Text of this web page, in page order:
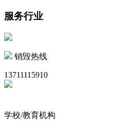
服务行业
销毁热线
13711115910
学校/教育机构